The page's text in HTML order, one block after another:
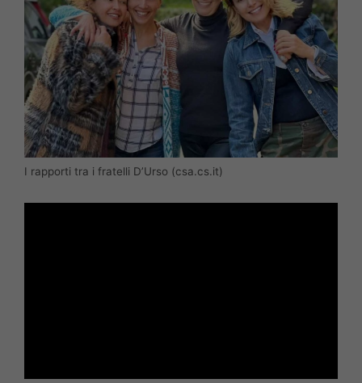
I rapporti tra i fratelli D’Urso (csa.cs.it)